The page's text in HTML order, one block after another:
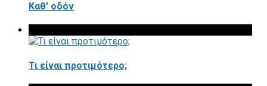
Καθ' οδόν
Τι είναι προτιμότερο;